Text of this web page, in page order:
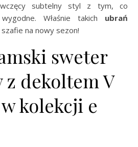
subtelny styl z tym, co
Właśnie takich ubrań
na nowy sezon!
sweter
dekoltem V
kolekcji e